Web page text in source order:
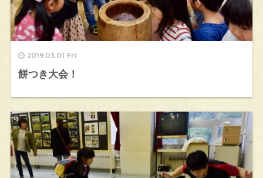
2019.03.01 Fri
餅つき大会！